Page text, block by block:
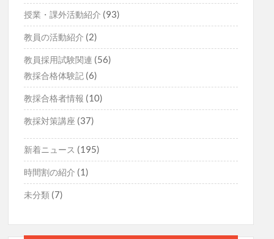
授業・課外活動紹介 (93)
教員の活動紹介 (2)
教員採用試験関連 (56)
教採合格体験記 (6)
教採合格者情報 (10)
教採対策講座 (37)
新着ニュース (195)
時間割の紹介 (1)
未分類 (7)